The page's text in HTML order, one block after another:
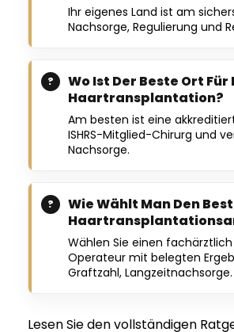
Ihr eigenes Land ist am
Nachsorge, Regulierung und
Wo Ist Der Beste Ort Für
Haartransplantation?
Am besten ist eine
ISHRS-Mitglied-Chirurg und
Nachsorge.
Wie Wählt Man Den
Wählen Sie einen
Operateur mit belegten
Graftzahl, Langzeitnachsorge.
Lesen Sie den vollständigen